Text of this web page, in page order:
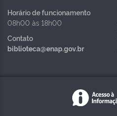
Horário de funcionamento
08h00 às 18h00
Contato
biblioteca@enap.gov.br